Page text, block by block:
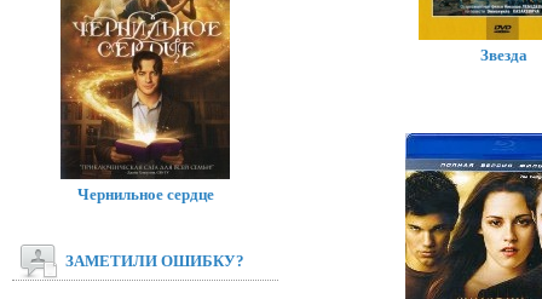
Звезда
Чернильное сердце
ЗАМЕТИЛИ ОШИБКУ?